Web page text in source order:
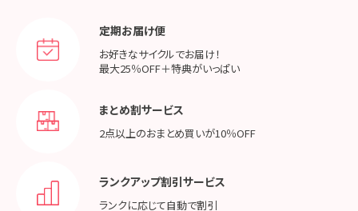
定期お届け便
お好きなサイクルでお届け！
最大25％OFF＋特典がいっぱい
まとめ割サービス
2点以上のおまとめ買いが10％OFF
ランクアップ割引サービス
ランクに応じて自動で割引